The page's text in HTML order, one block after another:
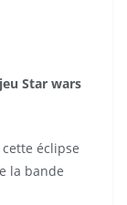
Star wars
éclipse
la bande